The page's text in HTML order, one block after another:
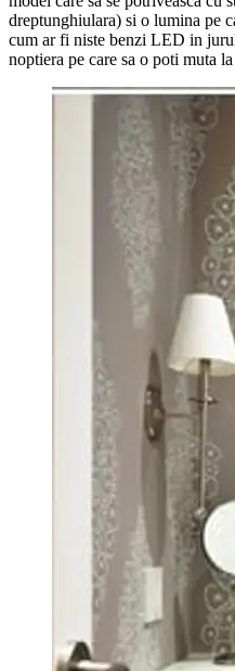
dreptunghiulara) si o lumina pe
cum ar fi niste benzi LED in
noptiera pe care sa o poti muta